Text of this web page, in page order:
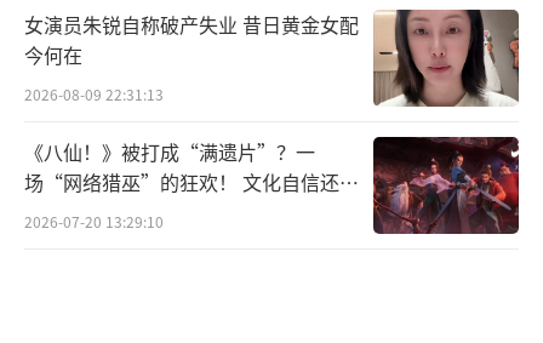
女演员朱锐自称破产失业 昔日黄金女配
今何在
2026-08-09 22:31:13
《八仙！》被打成“满遗片”？一
场“网络猎巫”的狂欢！ 文化自信还是
焦虑？
2026-07-20 13:29:10